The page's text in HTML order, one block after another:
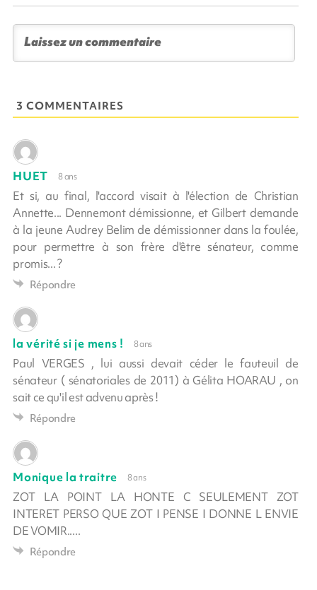
3 COMMENTAIRES
HUET 8 ans
Et si, au final, l'accord visait à l'élection de Christian
Annette... Dennemont démissionne, et Gilbert demande
à la jeune Audrey Belim de démissionner dans la foulée,
pour permettre à son frère d'être sénateur, comme
promis... ?
Répondre
la vérité si je mens ! 8 ans
Paul VERGES , lui aussi devait céder le fauteuil de
sénateur ( sénatoriales de 2011) à Gélita HOARAU , on
sait ce qu'il est advenu après !
Répondre
Monique la traitre 8 ans
ZOT LA POINT LA HONTE C SEULEMENT ZOT
INTERET PERSO QUE ZOT I PENSE I DONNE L ENVIE
DE VOMIR.....
Répondre